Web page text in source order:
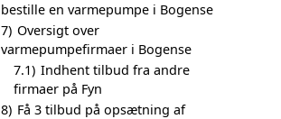
bestille en varmepumpe i Bogense
7) Oversigt over
varmepumpefirmaer i Bogense
7.1) Indhent tilbud fra andre
firmaer på Fyn
8) Få 3 tilbud på opsætning af